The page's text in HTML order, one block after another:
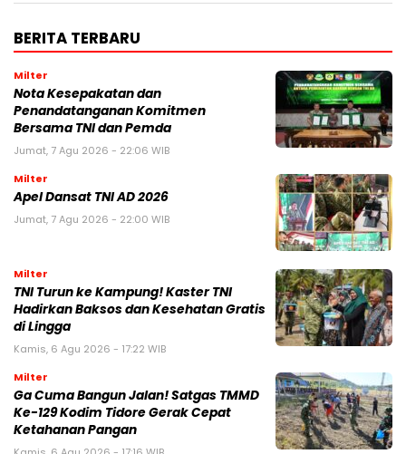
BERITA TERBARU
Milter
Nota Kesepakatan dan
Penandatanganan Komitmen
Bersama TNI dan Pemda
Jumat, 7 Agu 2026 - 22:06 WIB
Milter
Apel Dansat TNI AD 2026
Jumat, 7 Agu 2026 - 22:00 WIB
Milter
TNI Turun ke Kampung! Kaster TNI
Hadirkan Baksos dan Kesehatan Gratis
di Lingga
Kamis, 6 Agu 2026 - 17:22 WIB
Milter
Ga Cuma Bangun Jalan! Satgas TMMD
Ke-129 Kodim Tidore Gerak Cepat
Ketahanan Pangan